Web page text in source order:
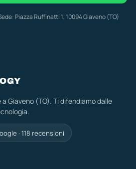
Sede: Piazza Ruffinatti 1, 10094 Giaveno (TO)
Giaveno (TO). Ti difendiamo dalle
· 118 recensioni